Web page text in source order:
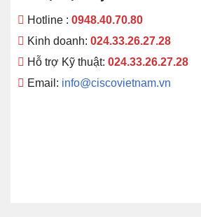
Hotline : 0948.40.70.80
Kinh doanh: 024.33.26.27.28
Hỗ trợ Kỹ thuật: 024.33.26.27.28
Email: info@ciscovietnam.vn